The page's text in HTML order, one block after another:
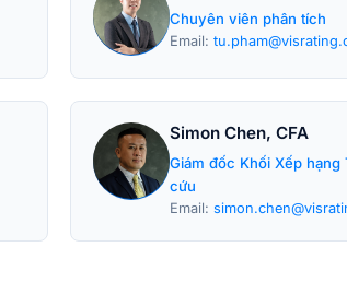
Chuyên viên phân tích
Email:
Simon Chen, CFA
Giám đốc Khối Xếp hạng
cứu
Email: